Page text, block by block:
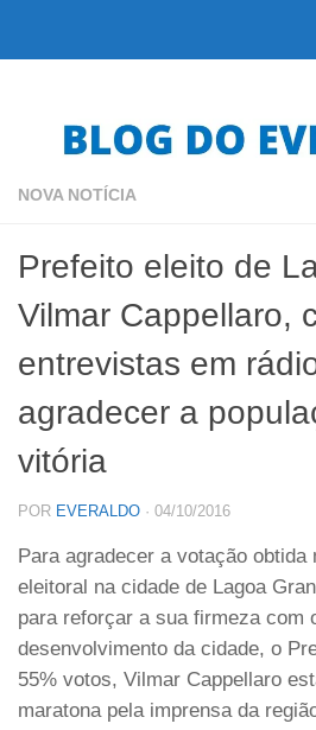
NOVA NOTÍCIA
Prefeito eleito de
Vilmar Cappellaro,
entrevistas em
agradecer a
vitória
POR EVERALDO · 04/10/2016
Para agradecer a votação
eleitoral na cidade de Lagoa
para reforçar a sua firmeza com
desenvolvimento da cidade, o
55% votos, Vilmar Cappellaro
maratona pela imprensa da